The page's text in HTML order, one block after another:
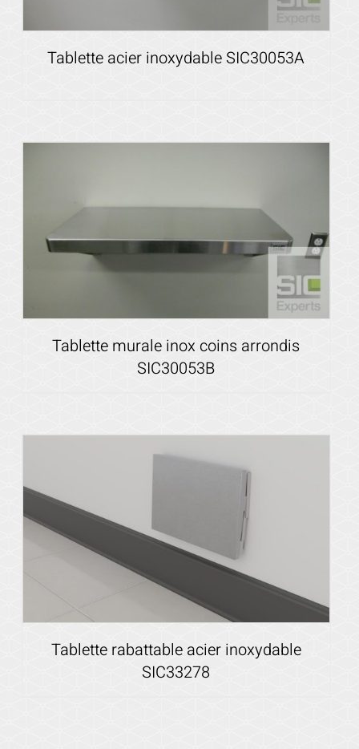
Tablette acier inoxydable SIC30053A
Voir les détails
Tablette murale inox coins arrondis
SIC30053B
Tablette rabattable acier inoxydable
SIC33278